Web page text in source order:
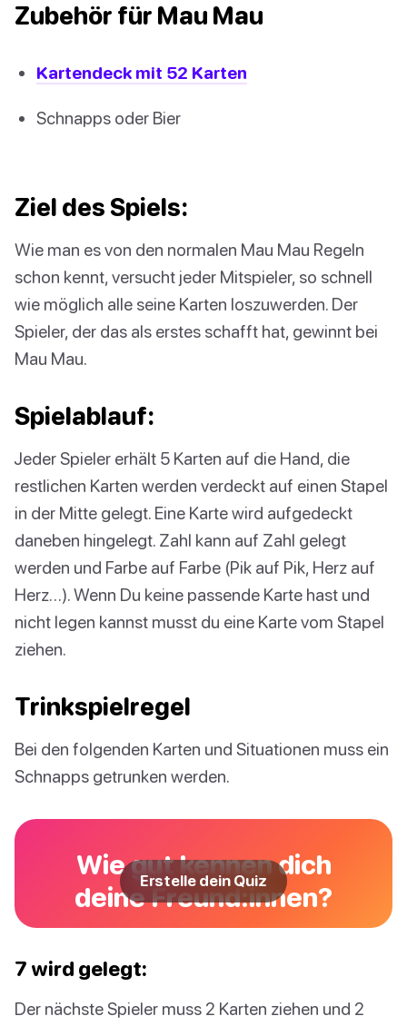
Zubehör für Mau Mau
Kartendeck mit 52 Karten
Schnapps oder Bier
Ziel des Spiels:
Wie man es von den normalen Mau Mau Regeln
schon kennt, versucht jeder Mitspieler, so schnell
wie möglich alle seine Karten loszuwerden. Der
Spieler, der das als erstes schafft hat, gewinnt bei
Mau Mau.
Spielablauf:
Jeder Spieler erhält 5 Karten auf die Hand, die
restlichen Karten werden verdeckt auf einen Stapel
in der Mitte gelegt. Eine Karte wird aufgedeckt
daneben hingelegt. Zahl kann auf Zahl gelegt
werden und Farbe auf Farbe (Pik auf Pik, Herz auf
Herz…). Wenn Du keine passende Karte hast und
nicht legen kannst musst du eine Karte vom Stapel
ziehen.
Trinkspielregel
Bei den folgenden Karten und Situationen muss ein
Schnapps getrunken werden.
Wie gut kennen dich
deine Freund:innen?
Erstelle dein Quiz
7 wird gelegt:
Der nächste Spieler muss 2 Karten ziehen und 2